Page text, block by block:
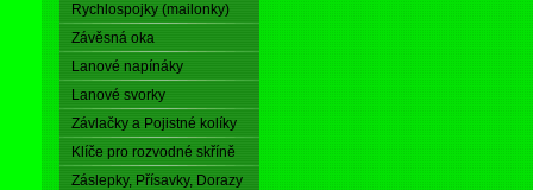
Rychlospojky (mailonky)
Závěsná oka
Lanové napínáky
Lanové svorky
Závlačky a Pojistné kolíky
Klíče pro rozvodné skříně
Záslepky, Přísavky, Dorazy